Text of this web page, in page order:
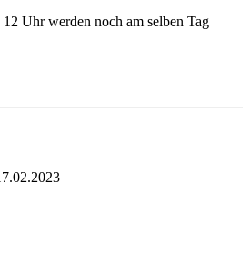
Uhr werden noch am selben Tag